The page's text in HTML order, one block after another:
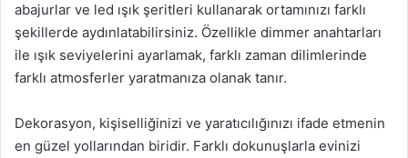
abajurlar ve led ışık şeritleri kullanarak ortamınızı farklı
şekillerde aydınlatabilirsiniz. Özellikle dimmer anahtarları
ile ışık seviyelerini ayarlamak, farklı zaman dilimlerinde
farklı atmosferler yaratmanıza olanak tanır.
Dekorasyon, kişiselliğinizi ve yaratıcılığınızı ifade etmenin
en güzel yollarından biridir. Farklı dokunuşlarla evinizi